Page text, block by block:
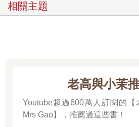
相關主題
老高與小茉
Youtube超過600萬人訂閱的【
Mrs Gao】，推薦過這些書！